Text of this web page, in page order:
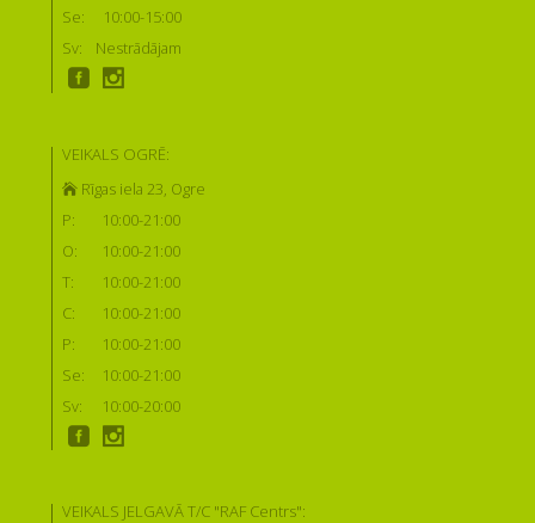
Se:
10:00-15:00
Sv:
Nestrādājam
VEIKALS OGRĒ:
Rīgas iela 23, Ogre
P:
10:00-21:00
O:
10:00-21:00
T:
10:00-21:00
C:
10:00-21:00
P:
10:00-21:00
Se:
10:00-21:00
Sv:
10:00-20:00
VEIKALS JELGAVĀ T/C "RAF Centrs":